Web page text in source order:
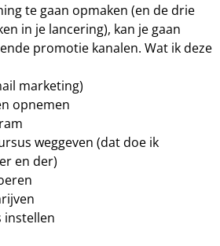
te gaan opmaken (en de drie
in je lancering), kan je gaan
promotie kanalen. Wat ik deze
marketing)
opnemen
weggeven (dat doe ik
en der)
instellen